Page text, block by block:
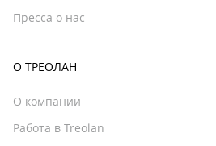
Пресса о нас
О ТРЕОЛАН
О компании
Работа в Treolan